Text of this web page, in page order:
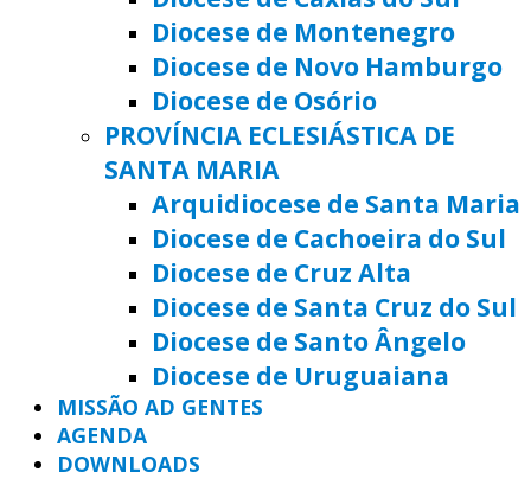
Diocese de Montenegro
Diocese de Novo Hamburgo
Diocese de Osório
PROVÍNCIA ECLESIÁSTICA DE
SANTA MARIA
Arquidiocese de Santa Maria
Diocese de Cachoeira do Sul
Diocese de Cruz Alta
Diocese de Santa Cruz do Sul
Diocese de Santo Ângelo
Diocese de Uruguaiana
MISSÃO AD GENTES
AGENDA
DOWNLOADS